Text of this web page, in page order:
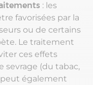
: les
favorisées par la
ou de certains
Le traitement
ces effets
sevrage (du tabac,
peut également